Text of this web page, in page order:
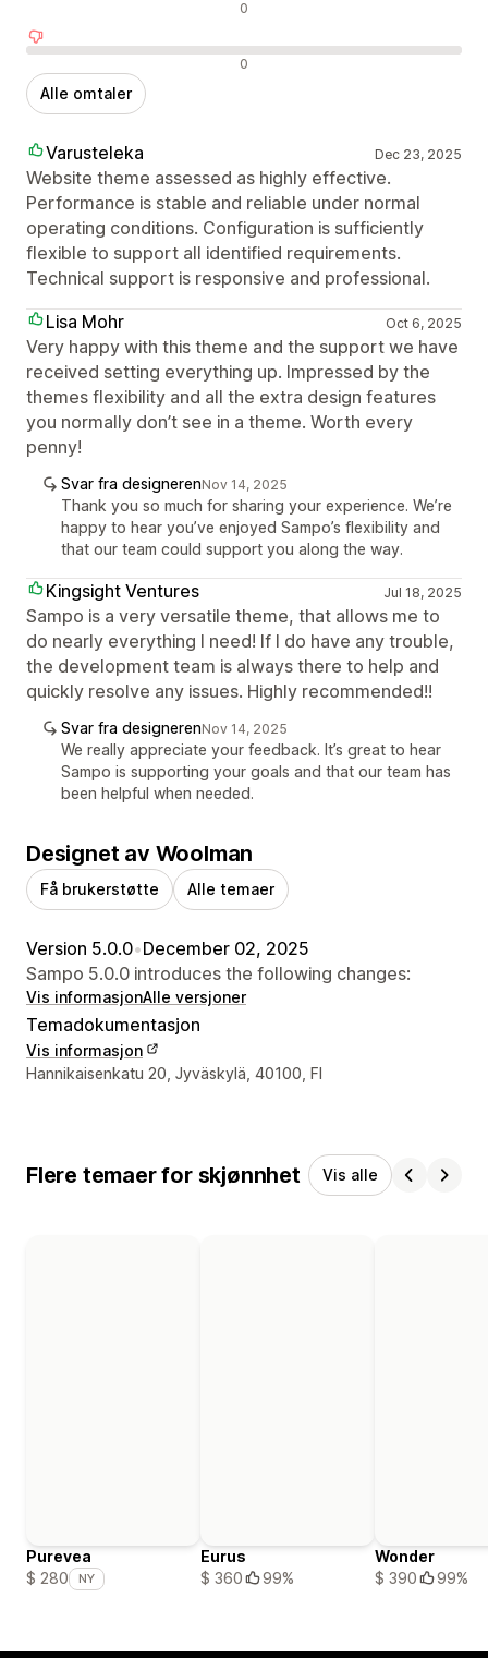
0
0
Alle omtaler
Varusteleka Dec 23, 2025
Website theme assessed as highly effective.
Performance is stable and reliable under normal
operating conditions. Configuration is sufficiently
flexible to support all identified requirements.
Technical support is responsive and professional.
Lisa Mohr
Oct 6, 2025
Very happy with this theme and the support we have
received setting everything up. Impressed by the
themes flexibility and all the extra design features
you normally don’t see in a theme. Worth every
penny!
Svar fra designerenNov 14, 2025
Thank you so much for sharing your experience. We’re
happy to hear you’ve enjoyed Sampo’s flexibility and
that our team could support you along the way.
Kingsight Ventures Jul 18, 2025
Sampo is a very versatile theme, that allows me to
do nearly everything I need! If I do have any trouble,
the development team is always there to help and
quickly resolve any issues. Highly recommended!!
Svar fra designerenNov 14, 2025
We really appreciate your feedback. It’s great to hear
Sampo is supporting your goals and that our team has
been helpful when needed.
Designet av Woolman
Få brukerstøtte Alle temaer
Version 5.0.0•December 02, 2025
Sampo 5.0.0 introduces the following changes:
Vis informasjonAlle versjoner
Temadokumentasjon
Vis informasjon
Designerens kontaktinfo
Hannikaisenkatu 20, Jyväskylä, 40100, FI
Flere temaer for skjønnhet Vis alle
Purevea
$ 280
NY
Eurus
$ 360
99%
Wonder
$ 390
99%